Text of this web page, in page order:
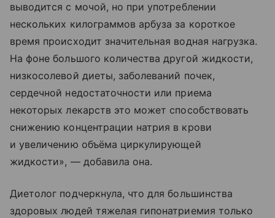
выводится с мочой, но при употреблении
нескольких килограммов арбуза за короткое
время происходит значительная водная нагрузка.
На фоне большого количества другой жидкости,
низкосолевой диеты, заболеваний почек,
сердечной недостаточности или приема
некоторых лекарств это может способствовать
снижению концентрации натрия в крови
и увеличению объёма циркулирующей
жидкости», — добавила она.
Диетолог подчеркнула, что для большинства
здоровых людей тяжелая гипонатриемия только